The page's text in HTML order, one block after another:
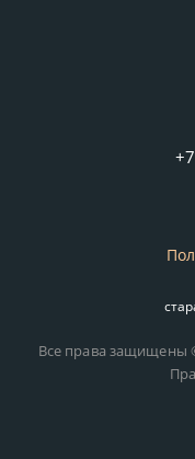
Все права защищены